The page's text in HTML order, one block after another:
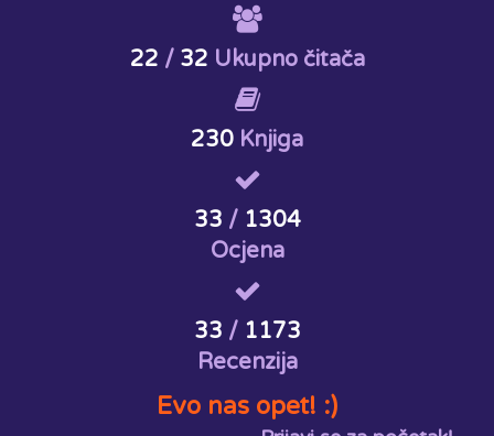
22 / 32 Ukupno čitača
230 Knjiga
33 / 1304
Ocjena
33 / 1173
Recenzija
Evo nas opet! :)